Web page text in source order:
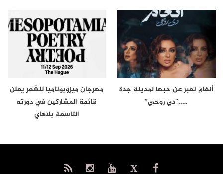
أنغام تعبر عن حبها لمدينة جدة
…..“دي روحي”
مهرجان ميزوبوتاميا للشعر يعلن
قائمة المشاركين في دورته
التاسعة بلاهاي